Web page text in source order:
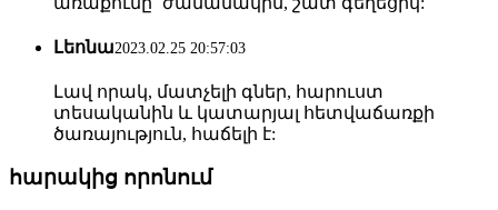
Լեոնա2023.02.25 20:57:03
Լավ որակ, մատչելի գներ, հարուստ
տեսականին և կատարյալ հետվաճառքի
ծառայություն, հաճելի է:
հարակից որոնում